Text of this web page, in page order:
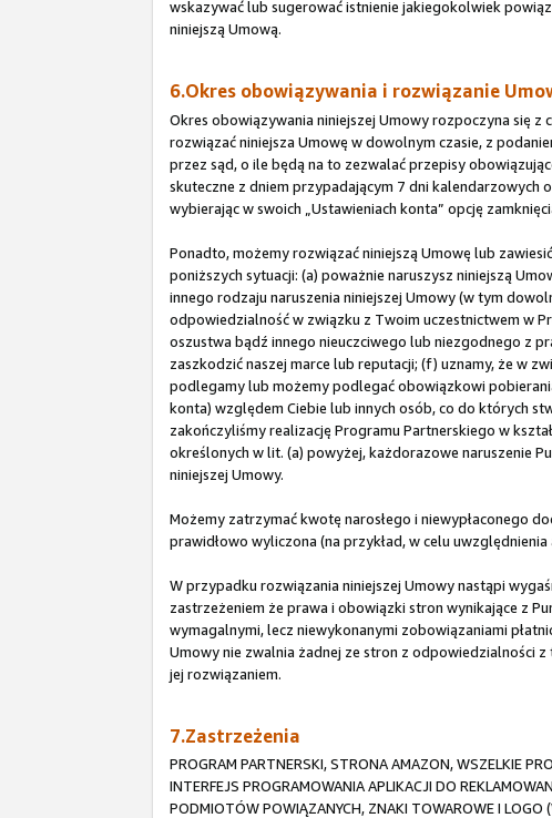
wskazywać lub sugerować istnienie jakiegokolwiek
niniejszą Umową.
6.Okres obowiązywania i rozwiązanie
Okres obowiązywania niniejszej Umowy rozpoczyna się
rozwiązać niniejsza Umowę w dowolnym czasie, z
przez sąd, o ile będą na to zezwalać przepisy
skuteczne z dniem przypadającym 7 dni kalendarzowych
wybierając w swoich „Ustawieniach konta” opcję
Ponadto, możemy rozwiązać niniejszą Umowę lub
poniższych sytuacji: (a) poważnie naruszysz niniejszą
innego rodzaju naruszenia niniejszej Umowy (w tym
odpowiedzialność w związku z Twoim uczestnictwem w
oszustwa bądź innego nieuczciwego lub niezgodnego z
zaszkodzić naszej marce lub reputacji; (f) uznamy, że w
podlegamy lub możemy podlegać obowiązkowi
konta) względem Ciebie lub innych osób, co do których
zakończyliśmy realizację Programu Partnerskiego w
określonych w lit. (a) powyżej, każdorazowe naruszenie
niniejszej Umowy.
Możemy zatrzymać kwotę narosłego i niewypłaconego
prawidłowo wyliczona (na przykład, w celu
W przypadku rozwiązania niniejszej Umowy nastąpi
zastrzeżeniem że prawa i obowiązki stron wynikające z
wymagalnymi, lecz niewykonanymi zobowiązaniami
Umowy nie zwalnia żadnej ze stron z odpowiedzialności
jej rozwiązaniem.
7.Zastrzeżenia
PROGRAM PARTNERSKI, STRONA AMAZON, WSZELKIE
INTERFEJS PROGRAMOWANIA APLIKACJI DO
PODMIOTÓW POWIĄZANYCH, ZNAKI TOWAROWE I LOGO